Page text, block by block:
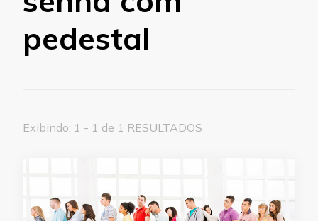
pedestal
Exibindo: 1 - 1 de 1 RESULTADOS